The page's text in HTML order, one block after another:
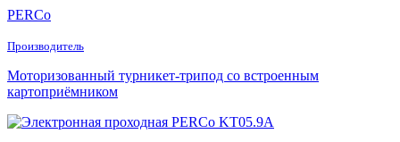
PERCo
Производитель
Моторизованный турникет-трипод со встроенным
картоприёмником